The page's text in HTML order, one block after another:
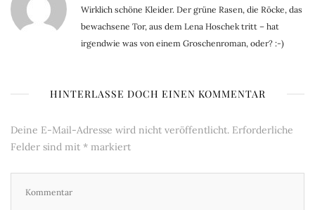
Wirklich schöne Kleider. Der grüne Rasen, die Röcke, das
bewachsene Tor, aus dem Lena Hoschek tritt – hat
irgendwie was von einem Groschenroman, oder? :-)
HINTERLASSE DOCH EINEN KOMMENTAR
Deine E-Mail-Adresse wird nicht veröffentlicht. Erforderliche
Felder sind mit * markiert